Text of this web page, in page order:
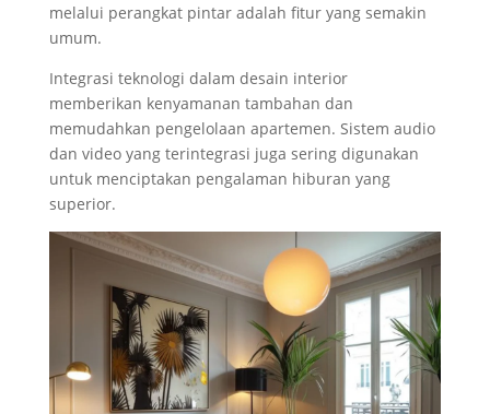
melalui perangkat pintar adalah fitur yang semakin
umum.
Integrasi teknologi dalam desain interior
memberikan kenyamanan tambahan dan
memudahkan pengelolaan apartemen. Sistem audio
dan video yang terintegrasi juga sering digunakan
untuk menciptakan pengalaman hiburan yang
superior.